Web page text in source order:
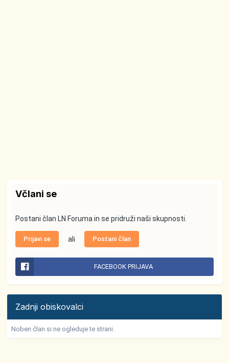
Včlani se
Postani član LN Foruma in se pridruži naši skupnosti.
Prijavi se ali Postani član
FACEBOOK PRIJAVA
Zadnji obiskovalci
Noben član si ne ogleduje te strani.